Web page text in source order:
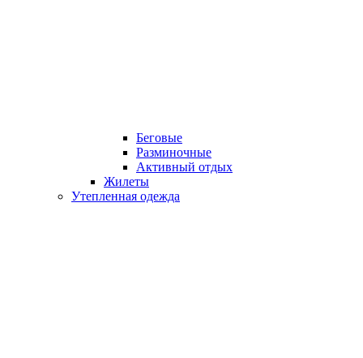
Беговые
Разминочные
Активный отдых
Жилеты
Утепленная одежда